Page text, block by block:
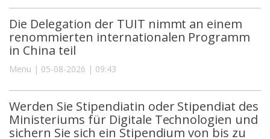
Die Delegation der TUIT nimmt an einem
renommierten internationalen Programm
in China teil
Menu | 05-08-2026 | 09:43
Werden Sie Stipendiatin oder Stipendiat des
Ministeriums für Digitale Technologien und
sichern Sie sich ein Stipendium von bis zu